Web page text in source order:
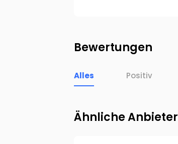
Bewertungen
Alles Positiv
Ähnliche Anbieter